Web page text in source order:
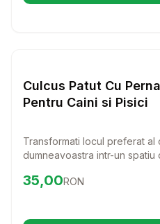
Culcus Patut Cu
Pentru Caini si Pisici
Transformati locul preferat al
dumneavoastra intr-un spatiu
confort maxim, dar adauga si
Preț:35.00
35,00RON